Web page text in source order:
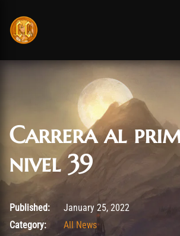
Carrera al
nivel 39
January 25, 2022
Published:
January 25, 2022
Category:
All News